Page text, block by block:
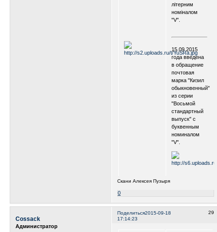
літерним
номіналом
"V".
15.09.2015
года введена
в обращение
почтовая
марка "Кизил
обыкновенный"
из серии
"Восьмой
стандартный
выпуск" с
буквенным
номиналом
"V".
Скани Алексея Пузыря
0
Поделиться 29
2015-09-18
17:14:23
Cossack
Администратор